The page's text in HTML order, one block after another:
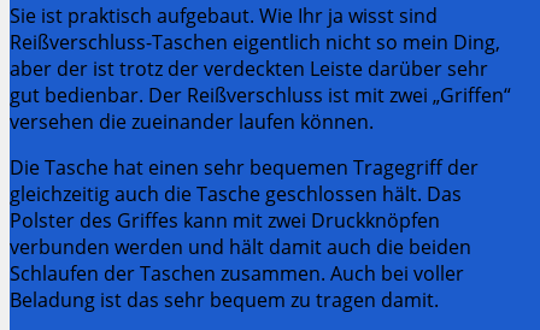
Sie ist praktisch aufgebaut. Wie Ihr ja wisst sind
Reißverschluss-Taschen eigentlich nicht so mein Ding,
aber der ist trotz der verdeckten Leiste darüber sehr
gut bedienbar. Der Reißverschluss ist mit zwei „Griffen“
versehen die zueinander laufen können.
Die Tasche hat einen sehr bequemen Tragegriff der
gleichzeitig auch die Tasche geschlossen hält. Das
Polster des Griffes kann mit zwei Druckknöpfen
verbunden werden und hält damit auch die beiden
Schlaufen der Taschen zusammen. Auch bei voller
Beladung ist das sehr bequem zu tragen damit.